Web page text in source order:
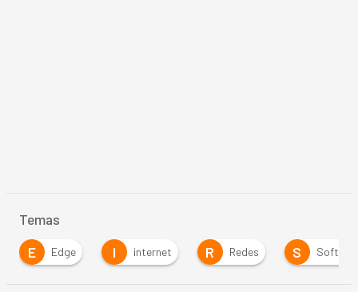
Temas
E
Edge I internet R Redes S